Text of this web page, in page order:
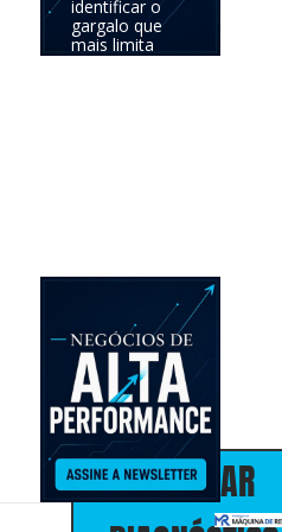
identificar o
gargalo que
mais limita
Alex Almeida
Presidente
30+ anos em
marketing,
vendas e
estratégia de
negócios
AGENDAR